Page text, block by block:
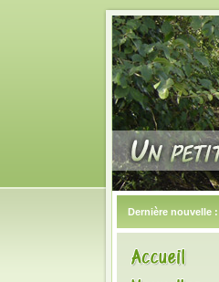
Dernière nouvelle :